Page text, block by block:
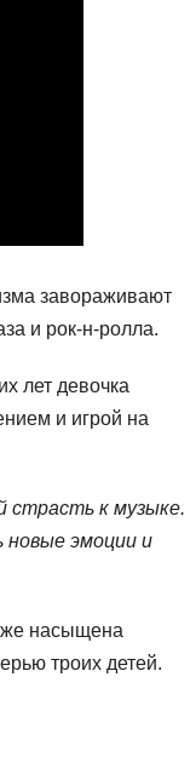
завораживают
и рок-н-ролла.
лет девочка
и игрой на
страсть к музыке.
эмоции и
насыщена
троих детей.